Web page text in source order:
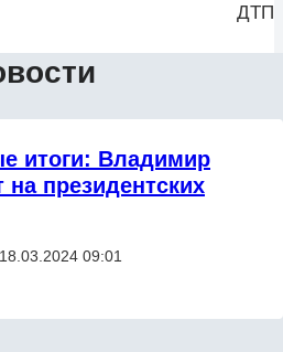
ДТП
итоги: Владимир
президентских
18.03.2024 09:01